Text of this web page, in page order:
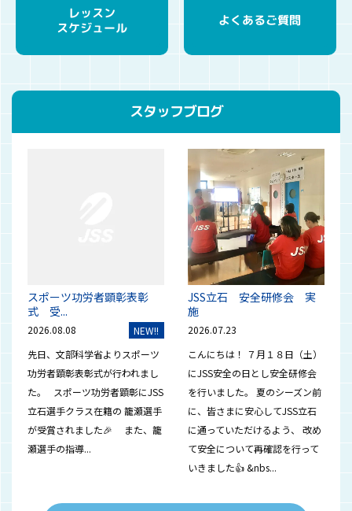
レッスン
スケジュール よくあるご質問
スタッフブログ
スポーツ功労者顕彰表彰
式 受...
2026.08.08
NEW!!
先日、文部科学省よりスポーツ
功労者顕彰表彰式が行われまし
た。 スポーツ功労者顕彰にJSS
立石選手クラス在籍の 籠瀬選手
が受賞されました🎉 また、籠
瀬選手の指導...
JSS立石 安全研修会 実
施
2026.07.23
こんにちは！ ７月１８日（土）
にJSS安全の日とし安全研修会
を行いました。 夏のシーズン前
に、皆さまに安心してJSS立石
に通っていただけるよう、 改め
て安全について再確認を行って
いきました👍 &nbs...